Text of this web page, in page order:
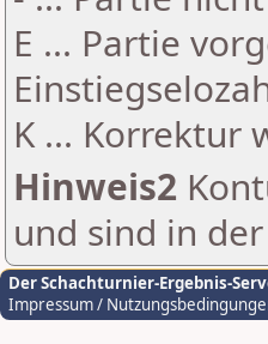
E ... Partie
K ... Korrektur
Hinweis2
und sind in
Der Schachturnier-Ergebnis-
Impressum /